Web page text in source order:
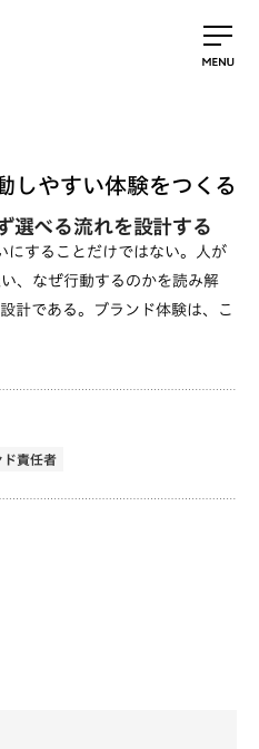
しやすい体験をつくる
選べる流れを設計する
にすることだけではない。人が
、なぜ行動するのかを読み解
計である。ブランド体験は、こ
ド責任者